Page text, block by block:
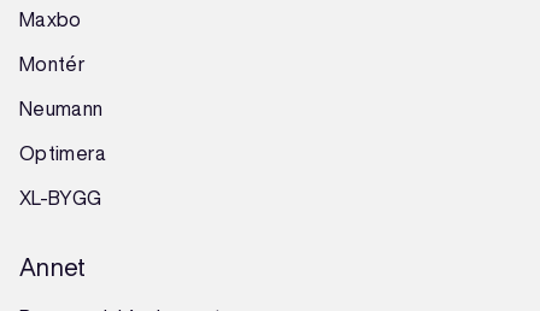
Maxbo
Montér
Neumann
Optimera
XL-BYGG
Annet